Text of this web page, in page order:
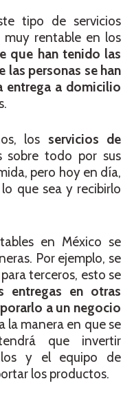
tipo de servicios
muy rentable en los
que han tenido las
las personas se han
entrega a domicilio
los servicios de
sobre todo por sus
pero hoy en día,
que sea y recibirlo
en México se
Por ejemplo, se
terceros, esto se
entregas en otras
a un negocio
la manera en que se
que invertir
y el equipo de
los productos.